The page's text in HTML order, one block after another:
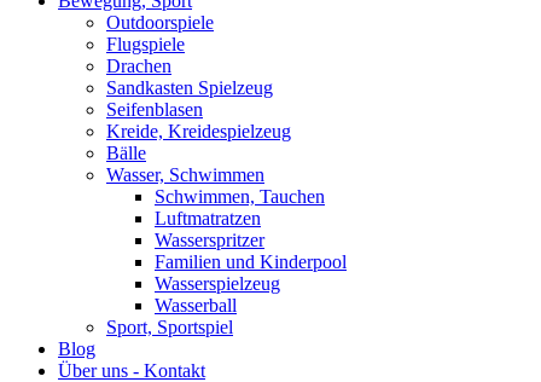
Outdoorspiele
Flugspiele
Drachen
Sandkasten Spielzeug
Seifenblasen
Kreide, Kreidespielzeug
Bälle
Wasser, Schwimmen
Schwimmen, Tauchen
Luftmatratzen
Wasserspritzer
Familien und Kinderpool
Wasserspielzeug
Wasserball
Sport, Sportspiel
Blog
Über uns - Kontakt